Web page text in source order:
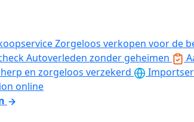
Zorgeloos verkopen voor de
Autoverleden zonder geheimen
en zorgeloos verzekerd
online